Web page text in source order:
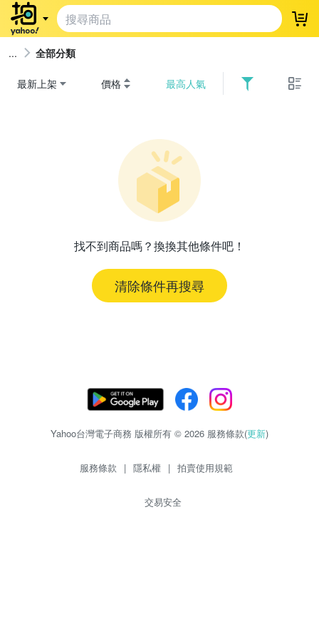
登
全部分類
最新上架 價格 最高人氣
找不到商品嗎？換換其他條件吧！
清除條件再搜尋
Yahoo台灣電子商務 版權所有 © 2026 服務條款(更新)
服務條款 | 隱私權 | 拍賣使用規範
交易安全